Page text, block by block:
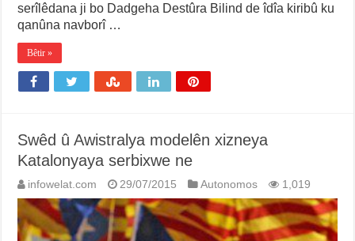
serîlêdana ji bo Dadgeha Destûra Bilind de îdîa kiribû ku
qanûna navborî …
Bêtir »
Swêd û Awistralya modelên xizneya
Katalonyaya serbixwe ne
infowelat.com 29/07/2015 Autonomos 1,019